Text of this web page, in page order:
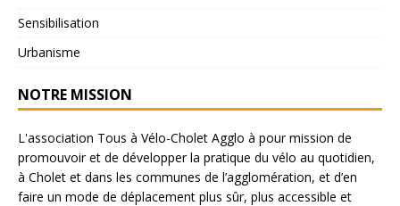
Sensibilisation
Urbanisme
NOTRE MISSION
L'association Tous à Vélo-Cholet Agglo à pour mission de
promouvoir et de développer la pratique du vélo au quotidien,
à Cholet et dans les communes de l’agglomération, et d’en
faire un mode de déplacement plus sûr, plus accessible et